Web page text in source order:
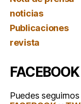
noticias
Publicaciones
revista
Puedes